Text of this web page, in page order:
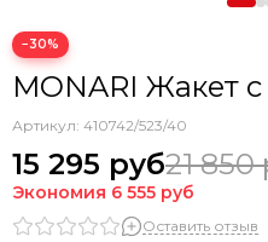
−30%
MONARI Жакет
Артикул: 410742/523/40
15 295 руб21 850
Экономия 6 555 руб
Оставить отзыв